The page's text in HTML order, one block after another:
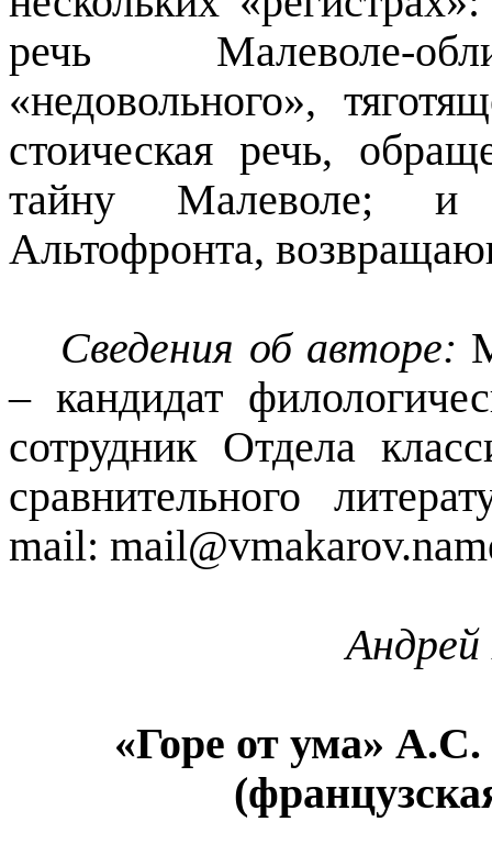
речь Малеволе-
«недовольного»,
стоическая речь,
тайну Малеволе; и
Альтофронта,
Сведения об авторе:
– кандидат
сотрудник Отдела
сравнительного
mail:
Андрей
«Горе от ума» А.С.